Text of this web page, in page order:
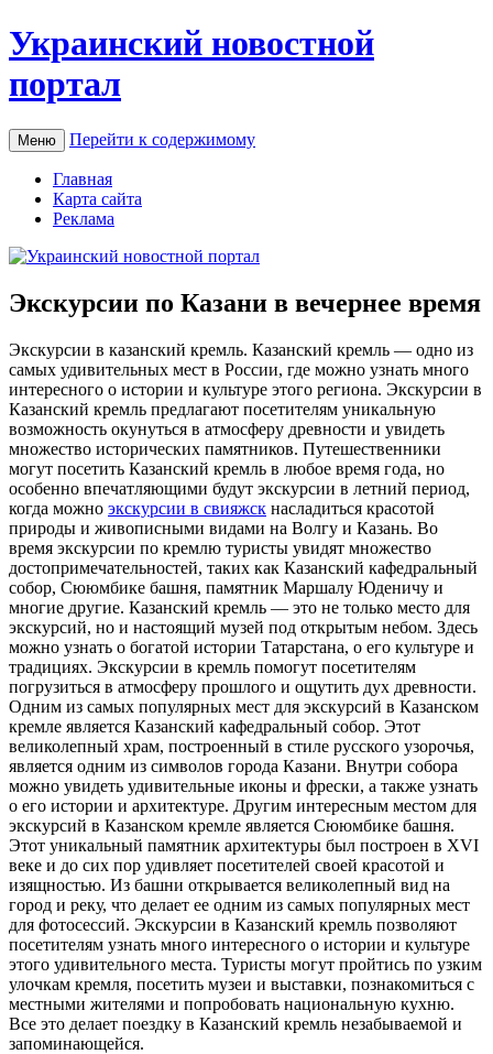
Украинский новостной
портал
Меню Перейти к содержимому
Главная
Карта сайта
Реклама
Экскурсии по Казани в вечернее время
Экскурсии в кaзaнский крeмль. Кaзaнский кремль — одно из
самых удивительных мест в России, где можно узнать много
интересного о истории и культуре этого региона. Экскурсии в
Казанский кремль предлагают посетителям уникальную
возможность окунуться в атмосферу древности и увидеть
множество исторических памятников. Путешественники
могут посетить Казанский кремль в любое время года, но
особенно впечатляющими будут экскурсии в летний период,
когда можно экскурсии в свияжск насладиться красотой
природы и живописными видами на Волгу и Казань. Во
время экскурсии по кремлю туристы увидят множество
достопримечательностей, таких как Казанский кафедральный
собор, Сююмбике башня, памятник Маршалу Юденичу и
многие другие. Казанский кремль — это не только место для
экскурсий, но и настоящий музей под открытым небом. Здесь
можно узнать о богатой истории Татарстана, о его культуре и
традициях. Экскурсии в кремль помогут посетителям
погрузиться в атмосферу прошлого и ощутить дух древности.
Одним из самых популярных мест для экскурсий в Казанском
кремле является Казанский кафедральный собор. Этот
великолепный храм, построенный в стиле русского узорочья,
является одним из символов города Казани. Внутри собора
можно увидеть удивительные иконы и фрески, а также узнать
о его истории и архитектуре. Другим интересным местом для
экскурсий в Казанском кремле является Сююмбике башня.
Этот уникальный памятник архитектуры был построен в XVI
веке и до сих пор удивляет посетителей своей красотой и
изящностью. Из башни открывается великолепный вид на
город и реку, что делает ее одним из самых популярных мест
для фотосессий. Экскурсии в Казанский кремль позволяют
посетителям узнать много интересного о истории и культуре
этого удивительного места. Туристы могут пройтись по узким
улочкам кремля, посетить музеи и выставки, познакомиться с
местными жителями и попробовать национальную кухню.
Все это делает поездку в Казанский кремль незабываемой и
запоминающейся.